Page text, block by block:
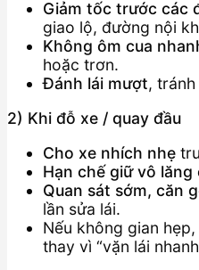
Giảm tốc trước các
giao lộ, đường nội
Không ôm cua
hoặc trơn.
Đánh lái mượt,
2) Khi đỗ xe / quay đầu
Cho xe nhích nhẹ
Hạn chế giữ vô
Quan sát sớm, căn
lần sửa lái.
Nếu không gian
thay vì “vặn lái